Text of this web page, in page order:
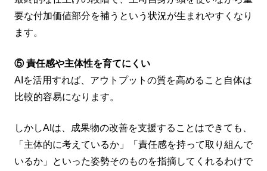
要な付加価値部分を補うという状況が生まれやすくなり
ます。
⑤ 責任感や主体性を育てにくい
AIを活用すれば、アウトプットの質を高めること自体は
比較的容易になります。
しかしAIは、成果物の改善を支援することはできても、
「主体的に考えているか」「責任感を持って取り組んで
いるか」といった姿勢そのものを指摘してくれるわけで